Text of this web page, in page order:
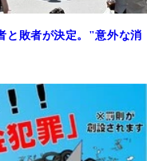
と敗者が決定。"意外な消